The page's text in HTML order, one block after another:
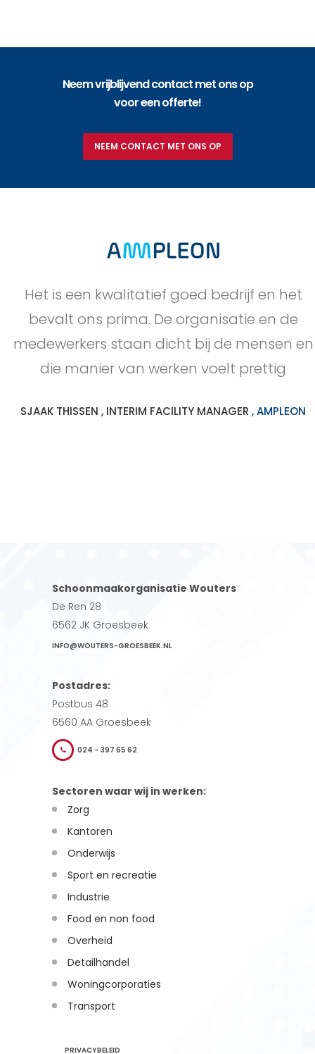
Neem vrijblijvend contact met ons op
voor een offerte!
NEEM CONTACT MET ONS OP
Het is een kwalitatief goed bedrijf en het
bevalt ons prima. De organisatie en de
medewerkers staan dicht bij de mensen en
die manier van werken voelt prettig
SJAAK THISSEN , INTERIM FACILITY MANAGER, AMPLEON
Schoonmaakorganisatie Wouters
De Ren 28
6562 JK Groesbeek
INFO@WOUTERS-GROESBEEK.NL
Postadres:
Postbus 48
6560 AA Groesbeek
024 – 397 65 62
Sectoren waar wij in werken:
Zorg
Kantoren
Onderwijs
Sport en recreatie
Industrie
Food en non food
Overheid
Detailhandel
Woningcorporaties
Transport
PRIVACYBELEID